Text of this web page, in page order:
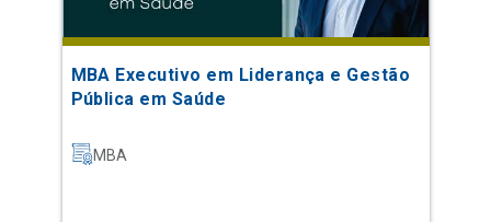
MBA Executivo em Liderança e Gestão
Pública em Saúde
MBA